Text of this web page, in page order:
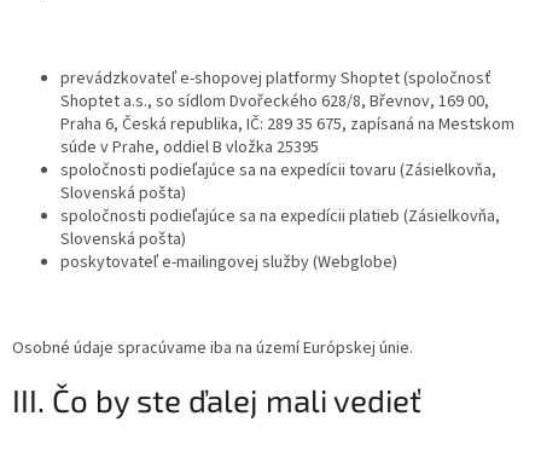
prevádzkovateľ e-shopovej platformy Shoptet (spoločnosť
Shoptet a.s., so sídlom Dvořeckého 628/8, Břevnov, 169 00,
Praha 6, Česká republika, IČ: 289 35 675, zapísaná na Mestskom
súde v Prahe, oddiel B vložka 25395
spoločnosti podieľajúce sa na expedícii tovaru (Zásielkovňa,
Slovenská pošta)
spoločnosti podieľajúce sa na expedícii platieb (Zásielkovňa,
Slovenská pošta)
poskytovateľ e-mailingovej služby (Webglobe)
Osobné údaje spracúvame iba na území Európskej únie.
III. Čo by ste ďalej mali vedieť